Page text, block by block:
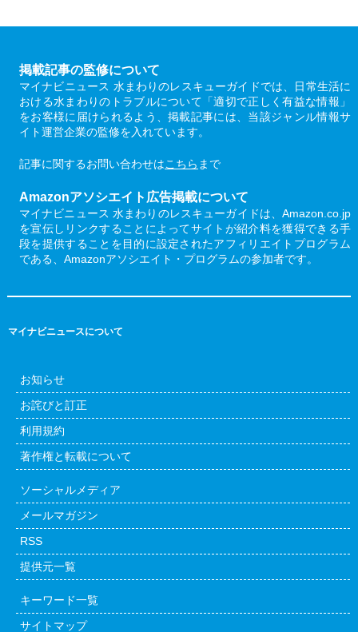
掲載記事の監修について
マイナビニュース 水まわりのレスキューガイドでは、日常生活に
おける水まわりのトラブルについて「適切で正しく有益な情報」
をお客様に届けられるよう、掲載記事には、当該ジャンル情報サ
イト運営企業の監修を入れています。
記事に関するお問い合わせはこちら まで
Amazonアソシエイト広告掲載について
マイナビニュース 水まわりのレスキューガイドは、Amazon.co.jp
を宣伝しリンクすることによってサイトが紹介料を獲得できる手
段を提供することを目的に設定されたアフィリエイトプログラム
である、Amazonアソシエイト・プログラムの参加者です。
マイナビニュースについて
お知らせ
お詫びと訂正
利用規約
著作権と転載について
ソーシャルメディア
メールマガジン
RSS
提供元一覧
キーワード一覧
サイトマップ